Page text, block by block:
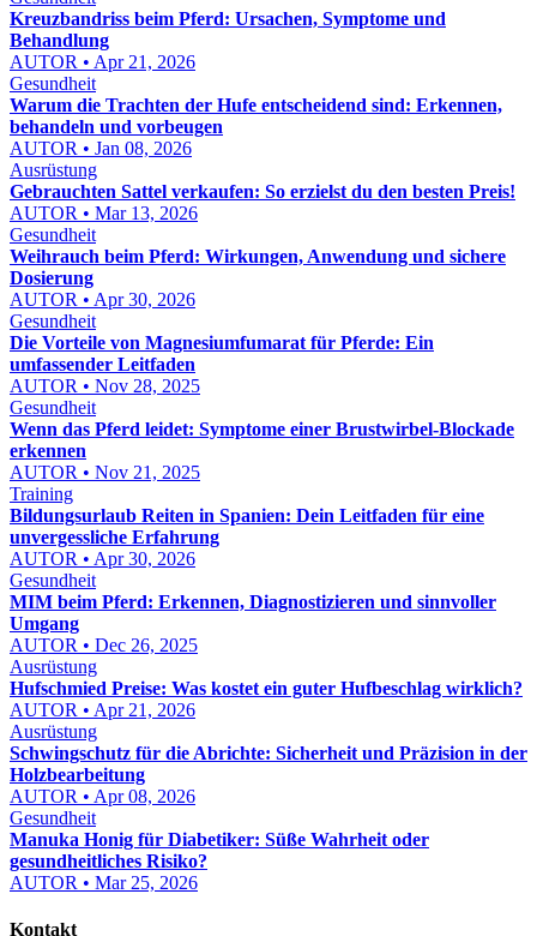
Kreuzbandriss beim Pferd: Ursachen, Symptome und
Behandlung
AUTOR • Apr 21, 2026
Gesundheit
Warum die Trachten der Hufe entscheidend sind: Erkennen,
behandeln und vorbeugen
AUTOR • Jan 08, 2026
Ausrüstung
Gebrauchten Sattel verkaufen: So erzielst du den besten Preis!
AUTOR • Mar 13, 2026
Gesundheit
Weihrauch beim Pferd: Wirkungen, Anwendung und sichere
Dosierung
AUTOR • Apr 30, 2026
Gesundheit
Die Vorteile von Magnesiumfumarat für Pferde: Ein
umfassender Leitfaden
AUTOR • Nov 28, 2025
Gesundheit
Wenn das Pferd leidet: Symptome einer Brustwirbel-Blockade
erkennen
AUTOR • Nov 21, 2025
Training
Bildungsurlaub Reiten in Spanien: Dein Leitfaden für eine
unvergessliche Erfahrung
AUTOR • Apr 30, 2026
Gesundheit
MIM beim Pferd: Erkennen, Diagnostizieren und sinnvoller
Umgang
AUTOR • Dec 26, 2025
Ausrüstung
Hufschmied Preise: Was kostet ein guter Hufbeschlag wirklich?
AUTOR • Apr 21, 2026
Ausrüstung
Schwingschutz für die Abrichte: Sicherheit und Präzision in der
Holzbearbeitung
AUTOR • Apr 08, 2026
Gesundheit
Manuka Honig für Diabetiker: Süße Wahrheit oder
gesundheitliches Risiko?
AUTOR • Mar 25, 2026
Kontakt